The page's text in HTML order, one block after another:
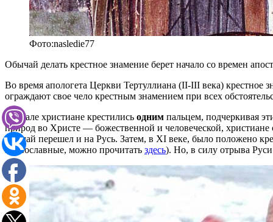
Фото:nasledie77
Обычай делать крестное знамение берет начало со времен
Во время апологета Церкви Тертуллиана (II-III века) крестное
ограждают свое чело крестным знамением при всех
Вначале христиане крестились одним пальцем, подчеркивая
природ во Христе — божественной и человеческой, христиане
обычай перешел и на Русь. Затем, в XI веке, было положено
православные, можно прочитать здесь). Но, в силу отрыва